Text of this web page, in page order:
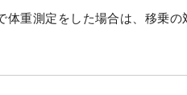
体重測定をした場合は、移乗